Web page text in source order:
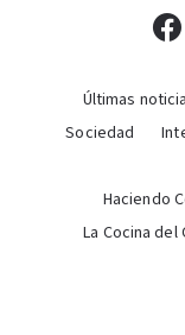
Últimas
Sociedad
Haciendo
La Cocina del